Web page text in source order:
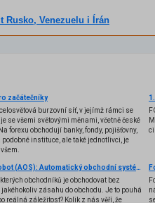
Rusko, Venezuelu i Írán
začátečníky
celosvětová burzovní síť, v jejímž rámci se
se všemi světovými měnami, včetně české
forexu obchodují banky, fondy, pojišťovny,
podobné instituce, ale také jednotlivci, je
Forex robot (AOS): Automatický obchodní systém
obchodníků je obchodovat bez
zásahu do obchodu. Je to pouhá
reálná záležitost? Kolik z nás věří, že